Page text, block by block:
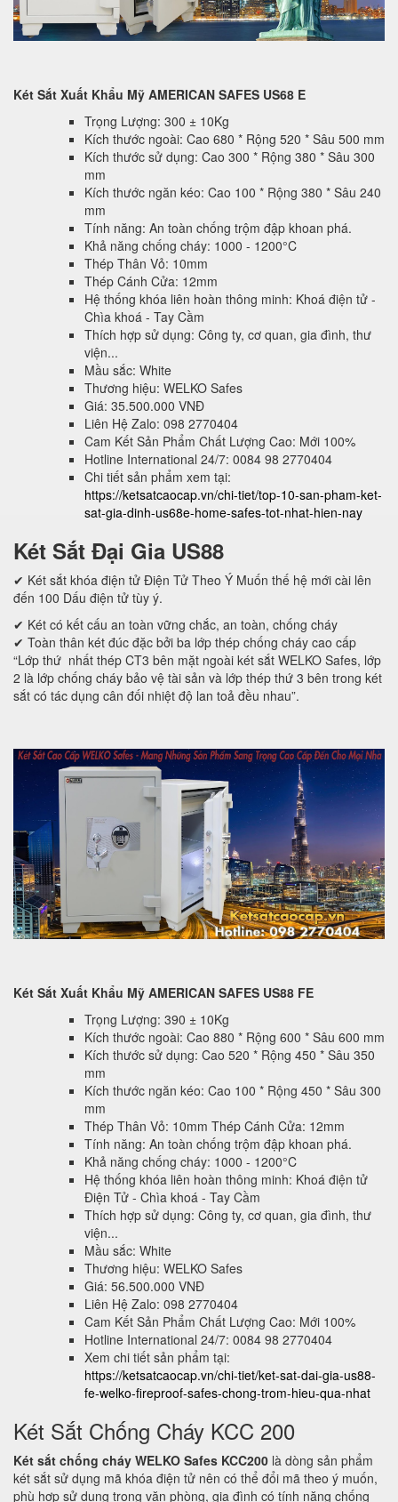
Két Sắt Xuất Khẩu Mỹ AMERICAN SAFES US68 E
Trọng Lượng: 300 ± 10Kg
Kích thước ngoài: Cao 680 * Rộng 520 * Sâu 500 mm
Kích thước sử dụng: Cao 300 * Rộng 380 * Sâu 300
mm
Kích thước ngăn kéo: Cao 100 * Rộng 380 * Sâu 240
mm
Tính năng: An toàn chống trộm đập khoan phá.
Khả năng chống cháy: 1000 - 1200°C
Thép Thân Vỏ: 10mm
Thép Cánh Cửa: 12mm
Hệ thống khóa liên hoàn thông minh: Khoá điện tử -
Chìa khoá - Tay Cầm
Thích hợp sử dụng: Công ty, cơ quan, gia đình, thư
viện...
Mầu sắc: White
Thương hiệu: WELKO Safes
Giá: 35.500.000 VNĐ
Liên Hệ Zalo: 098 2770404
Cam Kết Sản Phẩm Chất Lượng Cao: Mới 100%
Hotline International 24/7: 0084 98 2770404
Chi tiết sản phẩm xem tại:
https://ketsatcaocap.vn/chi-tiet/top-10-san-pham-ket-
sat-gia-dinh-us68e-home-safes-tot-nhat-hien-nay
Két Sắt Đại Gia US88
✔ Két sắt khóa điện tử Điện Tử Theo Ý Muốn thế hệ mới cài lên
đến 100 Dấu điện tử tùy ý.
✔ Két có kết cấu an toàn vững chắc, an toàn, chống cháy
✔ Toàn thân két đúc đặc bởi ba lớp thép chống cháy cao cấp
“Lớp thứ nhất thép CT3 bên mặt ngoài két sắt WELKO Safes, lớp
2 là lớp chống cháy bảo vệ tài sản và lớp thép thứ 3 bên trong két
sắt có tác dụng cân đối nhiệt độ lan toả đều nhau”.
Két Sắt Xuất Khẩu Mỹ AMERICAN SAFES US88 FE
Trọng Lượng: 390 ± 10Kg
Kích thước ngoài: Cao 880 * Rộng 600 * Sâu 600 mm
Kích thước sử dụng: Cao 520 * Rộng 450 * Sâu 350
mm
Kích thước ngăn kéo: Cao 100 * Rộng 450 * Sâu 300
mm
Thép Thân Vỏ: 10mm Thép Cánh Cửa: 12mm
Tính năng: An toàn chống trộm đập khoan phá.
Khả năng chống cháy: 1000 - 1200°C
Hệ thống khóa liên hoàn thông minh: Khoá điện tử
Điện Tử - Chìa khoá - Tay Cầm
Thích hợp sử dụng: Công ty, cơ quan, gia đình, thư
viện...
Mầu sắc: White
Thương hiệu: WELKO Safes
Giá: 56.500.000 VNĐ
Liên Hệ Zalo: 098 2770404
Cam Kết Sản Phẩm Chất Lượng Cao: Mới 100%
Hotline International 24/7: 0084 98 2770404
Xem chi tiết sản phẩm tại:
https://ketsatcaocap.vn/chi-tiet/ket-sat-dai-gia-us88-
fe-welko-fireproof-safes-chong-trom-hieu-qua-nhat
Két Sắt Chống Cháy KCC 200
Két sắt chống cháy WELKO Safes KCC200 là dòng sản phẩm
két sắt sử dụng mã khóa điện tử nên có thể đổi mã theo ý muốn,
phù hợp sử dụng trong văn phòng, gia đình có tính năng chống